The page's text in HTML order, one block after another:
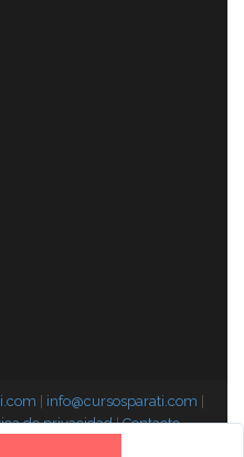
info@cursosparati.com
de privacidad|Contacto